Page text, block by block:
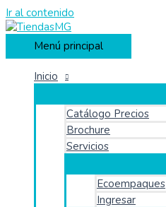
Ir al contenido
Menú principal
Inicio
Catálogo Precios
Brochure
Servicios
Ecoempaques
Ingresar